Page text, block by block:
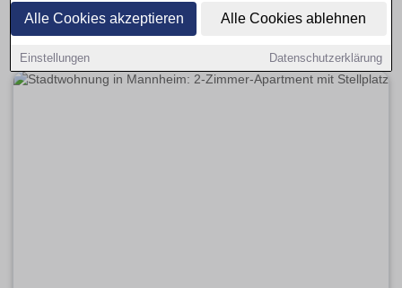
Alle Cookies akzeptieren Alle Cookies ablehnen
Einstellungen Datenschutzerklärung
provisionsfrei
Vergleich.